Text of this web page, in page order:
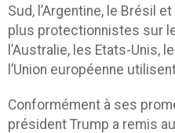
Sud, l’Argentine, le Brésil
plus protectionnistes sur
l’Australie, les Etats-Unis,
l’Union européenne
Conformément à ses
président Trump a remis